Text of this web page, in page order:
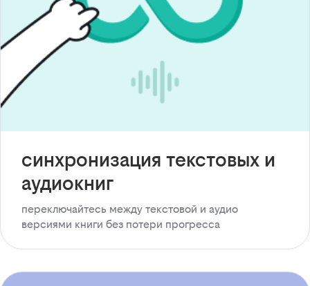
синхронизация текстовых и
аудиокниг
переключайтесь между текстовой и аудио
версиями книги без потери прогресса